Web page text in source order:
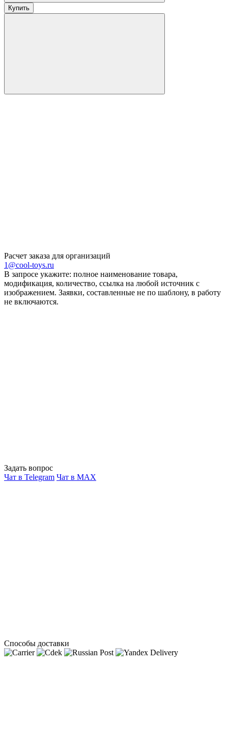
Купить
Расчет заказа для организаций
1@cool-toys.ru
В запросе укажите: полное наименование товара,
модификация, количество, ссылка на любой источник с
изображением. Заявки, составленные не по шаблону, в работу
не включаются.
Задать вопрос
Чат в Telegram Чат в MAX
Способы доставки